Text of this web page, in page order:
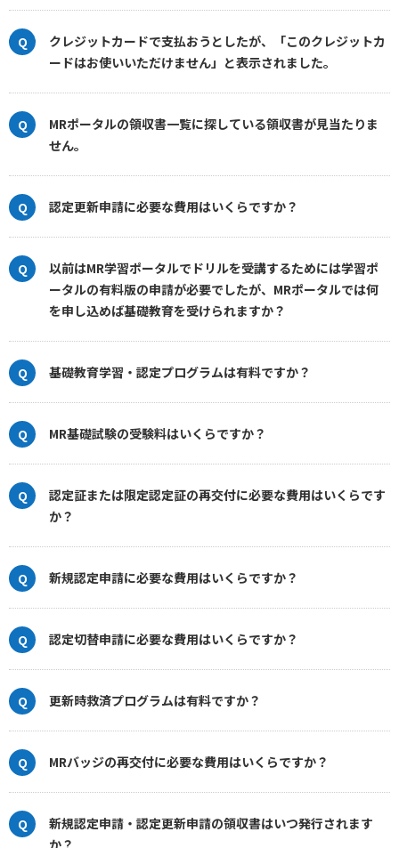
クレジットカードで支払おうとしたが、「このクレジットカ
ードはお使いいただけません」と表示されました。
MRポータルの領収書一覧に探している領収書が見当たりま
せん。
認定更新申請に必要な費用はいくらですか？
以前はMR学習ポータルでドリルを受講するためには学習ポ
ータルの有料版の申請が必要でしたが、MRポータルでは何
を申し込めば基礎教育を受けられますか？
基礎教育学習・認定プログラムは有料ですか？
MR基礎試験の受験料はいくらですか？
認定証または限定認定証の再交付に必要な費用はいくらです
か？
新規認定申請に必要な費用はいくらですか？
認定切替申請に必要な費用はいくらですか？
更新時救済プログラムは有料ですか？
MRバッジの再交付に必要な費用はいくらですか？
新規認定申請・認定更新申請の領収書はいつ発行されます
か？